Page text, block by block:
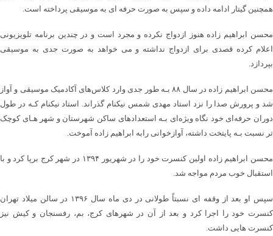
همچنین گیتار ادامه داده و سپس به صورت حرفه ای به موسیقی پرداخته است.
محسن ابراهیم زاده هنوز ازدواج نکرده و مجرد است و در چندین برنامه تلویزیونی
اعلام کرده قصدی برای ازدواج نداشته و می خواهد به صورت جدی به موسیقی
بپردازد.
محسن ابراهیم زاده در سال ۸۸ بـه طور جدی وارد کلاس‌های آکادمیک موسیقی و آواز
شد و پرورش صدا را نزد استاد مهدی شمس نیکنام گذراند. استاد نیکنام کـه در طول
دوران حرفه‌ای خود نگاه ویژه‌ای بـه استعدادهای ساکن شهرستان و شهر هـای کوچک
تر نسبت بـه پایتخت داشته، آوازخوانی رابه ابراهیم زاده آموخت.
محسن ابراهیم زاده اولین کنسرت خود را در شهریور ۱۳۹۴ در شهر کرج برپا کرد و با
استقبال خوب مردم مواجه شد.
سپس او بعد از وقفه ای نسبتاً طولانی در دی ماه سال ۱۳۹۶ در سالن میلاد تهران
کنسرت خود را اجرا کرد و بعد از آن در شهرهای کرج، بم، رفسنجان و کیش نیز
کنسرت هایی داشت.